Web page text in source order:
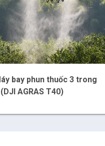
bay phun thuốc 3 trong
AGRAS T40)